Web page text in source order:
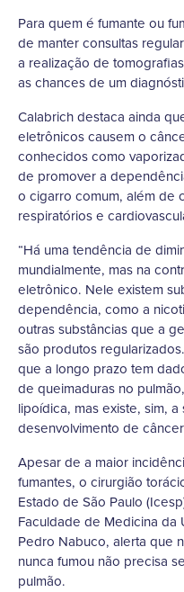
Para quem é fumante ou
de manter consultas
a realização de
as chances de um
Calabrich destaca ainda
eletrônicos causem o
conhecidos como
de promover a
o cigarro comum, além de
respiratórios e
“Há uma tendência de
mundialmente, mas na
eletrônico. Nele existem
dependência, como a
outras substâncias que a
são produtos
que a longo prazo tem
de queimaduras no
lipoídica, mas existe, sim,
desenvolvimento de
Apesar de a maior
fumantes, o cirurgião
Estado de São Paulo
Faculdade de Medicina da
Pedro Nabuco, alerta que
nunca fumou não precisa
pulmão.